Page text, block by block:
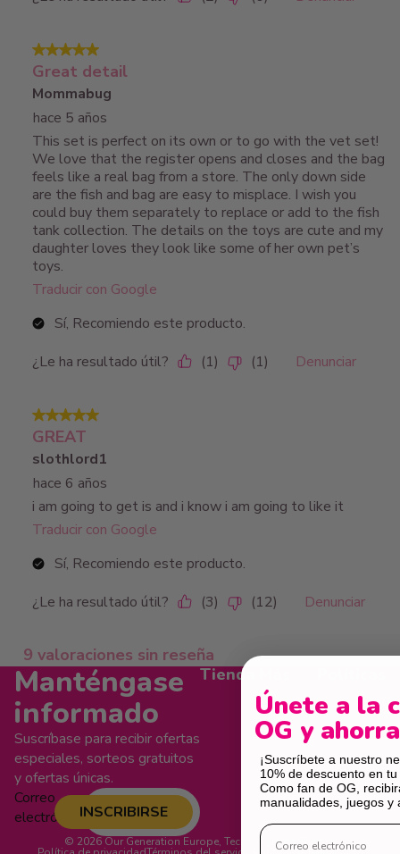
Manténgase
informado
Suscríbase para recibir ofertas
especiales, sorteos gratuitos
y ofertas únicas.
Correo
electrónicoINSCRIBIRSE
Tienda
© 2026 Our Generation Europe, Tecnología de Shopify
Únete a la
OG y
¡Suscríbete a nuestro
10% de descuento en
Como fan de OG,
manualidades, juegos y